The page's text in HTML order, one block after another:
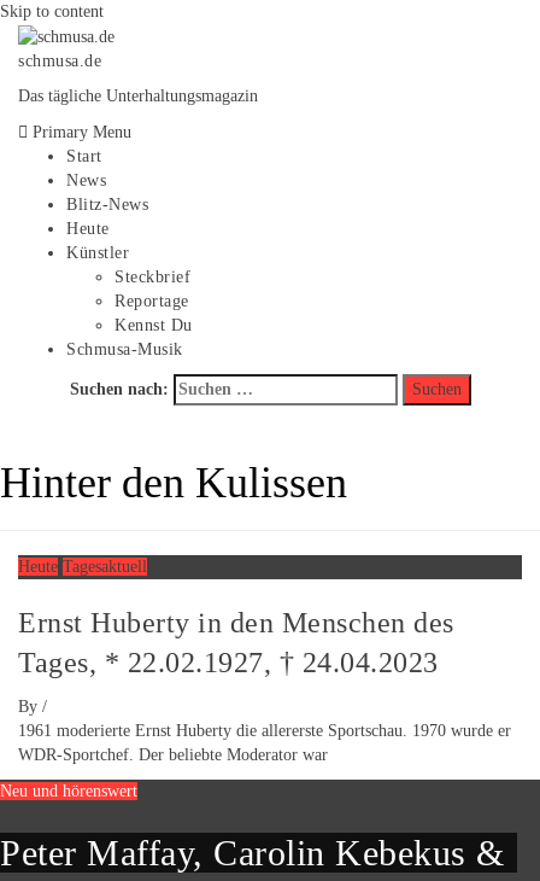
Skip to content
schmusa.de
Das tägliche Unterhaltungsmagazin
Primary Menu
Start
News
Blitz-News
Heute
Künstler
Steckbrief
Reportage
Kennst Du
Schmusa-Musik
Suchen nach:
Hinter den Kulissen
Heute Tagesaktuell
Ernst Huberty in den Menschen des
Tages, * 22.02.1927, † 24.04.2023
By /
1961 moderierte Ernst Huberty die allererste Sportschau. 1970 wurde er
WDR-Sportchef. Der beliebte Moderator war
Neu und hörenswert
Peter Maffay, Carolin Kebekus &